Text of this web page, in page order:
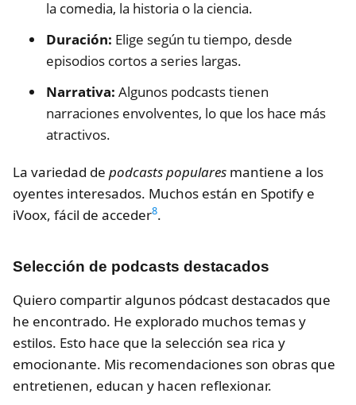
la comedia, la historia o la ciencia.
Duración: Elige según tu tiempo, desde
episodios cortos a series largas.
Narrativa: Algunos podcasts tienen
narraciones envolventes, lo que los hace más
atractivos.
La variedad de podcasts populares mantiene a los
oyentes interesados. Muchos están en Spotify e
iVoox, fácil de acceder8.
Selección de podcasts destacados
Quiero compartir algunos pódcast destacados que
he encontrado. He explorado muchos temas y
estilos. Esto hace que la selección sea rica y
emocionante. Mis recomendaciones son obras que
entretienen, educan y hacen reflexionar.